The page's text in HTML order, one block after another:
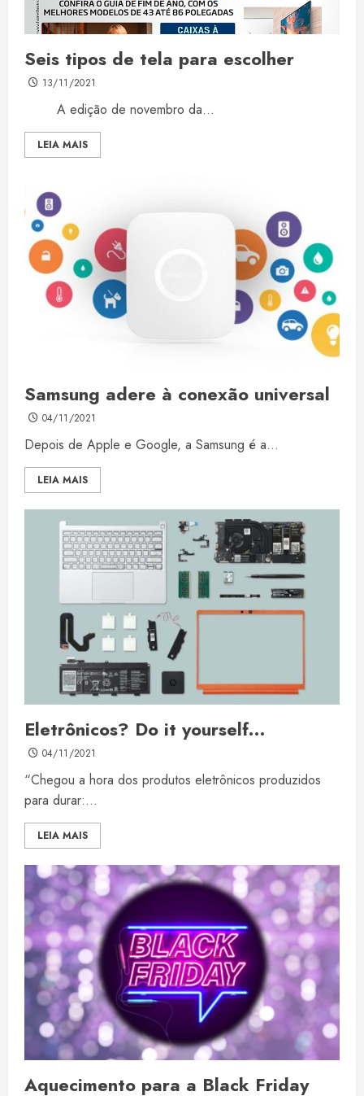
Seis tipos de tela para escolher
13/11/2021
A edição de novembro da...
LEIA MAIS
Samsung adere à conexão universal
04/11/2021
Depois de Apple e Google, a Samsung é a...
LEIA MAIS
Eletrônicos? Do it yourself…
04/11/2021
“Chegou a hora dos produtos eletrônicos produzidos
para durar:...
LEIA MAIS
Aquecimento para a Black Friday